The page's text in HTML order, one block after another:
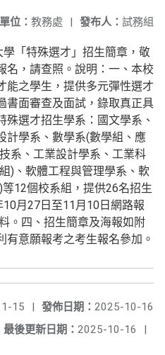
發布人： 試務組
位： 教務處 |
「特殊選才」招生簡章，敬
名，請查照。說明：一、本校
能之學生，提供多元彈性選才
書面審查及面試，錄取真正具
選才招生學系：國文學系、
計學系、數學系(數學組、應
系、工業設計學系、工業科
)、軟體工程與管理學系、軟
12個校系組，提供26名招生
月27日至11月10日網路報
。四、招生簡章及海報如附
意願報考之考生報名參加。
發佈日期： 2025-10-16
15
|
最後更新日期： 2025-10-16 |